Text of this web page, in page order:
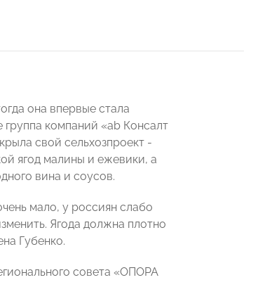
она впервые стала
компаний «ab Консалт
свой сельхозпроект -
ягод малины и ежевики, а
вина и соусов.
мало, у россиян слабо
Ягода должна плотно
Губенко.
совета «ОПОРА